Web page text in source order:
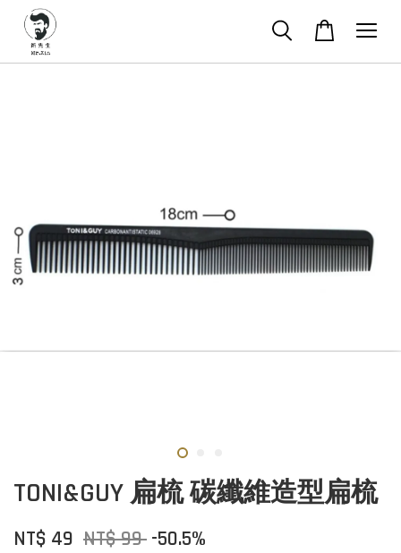
TONI&GUY 扁梳 碳纖維造型扁梳
NT$ 49 NT$ 99 -50.5%